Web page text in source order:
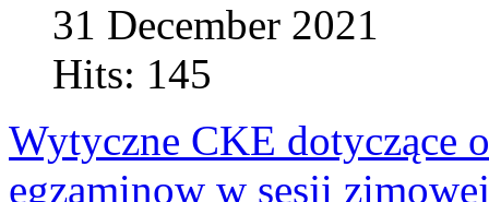
31 December 2021
Hits: 145
Wytyczne CKE dotyczące
egzaminow w sesji